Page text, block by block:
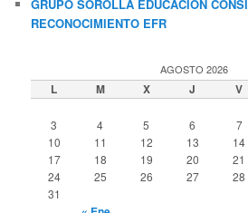
GRUPO SOROLLA EDUCACIÓN
RECONOCIMIENTO EFR
AGOSTO 2026
L M X J V
3
4 5 6 7
10
11 12 13 14
17
18 19 20 21
24
25 26 27 28
31